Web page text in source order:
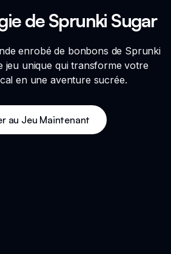
de Sprunki Sugar
enrobé de bonbons de Sprunki
jeu unique qui transforme votre
en une aventure sucrée.
au Jeu Maintenant